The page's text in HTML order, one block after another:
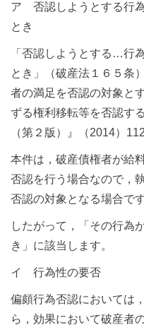
ア 否認しようとする行
とき
「否認しようとする…行
とき」（破産法１６５条
者の満足を否認の対象と
ずる権利移転等を否認す
（第２版）』（2014）
本件は，破産債権者が給
否認を行う場合なので，
否認の対象となる場合です
したがって，「その行為
き」に該当します。
イ 行為性の要否
偏頗行為否認においては
ら，効果において破産者